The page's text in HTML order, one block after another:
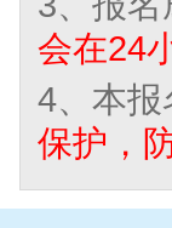
会在24
4、本
保护，